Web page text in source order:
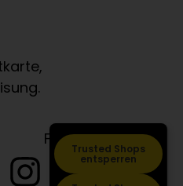
Folge Löwenzahn
Trusted Shops
entsperren